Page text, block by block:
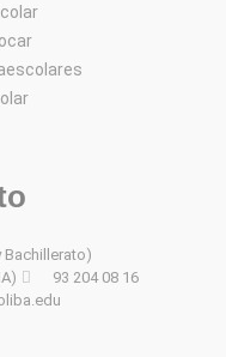
Bachillerato)
93 204 08 16